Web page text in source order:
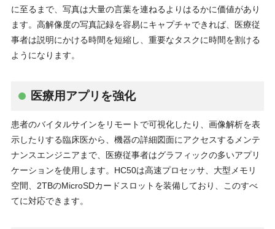
に至るまで、写真は大量の言葉を連ねるよりはるかに価値があり
ます。高解像度の写真記録を容易にキャプチャできれば、医療従
事者は説明にかける時間を短縮し、重要なタスクに時間を割ける
ようになります。
医療用アプリを強化
患者のバイタルサインをリモートで可視化したり、画像解析を表
示したりする臨床医から、機器の詳細図面にアクセスするメンテ
ナンスエンジニアまで、医療従事者はグラフィックの多いアプリ
ケーションを使用します。HC50は高速プロセッサ、大型メモリ
空間、2TBのMicroSDカードスロットを装備しており、このすべ
てに対応できます。